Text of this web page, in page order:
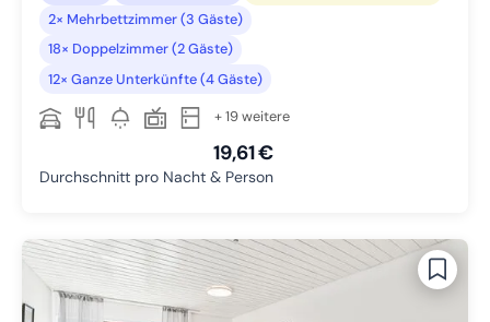
2× Mehrbettzimmer (3 Gäste)
18× Doppelzimmer (2 Gäste)
12× Ganze Unterkünfte (4 Gäste)
+ 19 weitere
19,61 €
Durchschnitt pro Nacht & Person